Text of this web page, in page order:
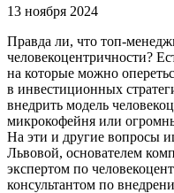
13 ноября 2024
Правда ли, что топ-
человекоцентричности?
на которые можно
в инвестиционных
внедрить модель
микрокофейня или
На эти и другие вопросы
Львовой, основателем
экспертом по
консультантом по